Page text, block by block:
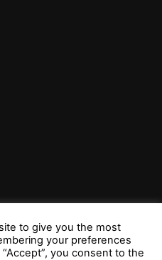
to give you the most
your preferences
you consent to the